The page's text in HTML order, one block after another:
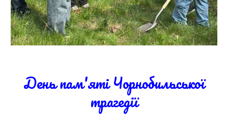
День пам'яті Чорнобильської
трагедії